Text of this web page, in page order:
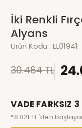
İki Renkli
Alyans
Ürün Kodu :EL01941
30.464 TL
VADE FARKSIZ
*8.021 TL 'den